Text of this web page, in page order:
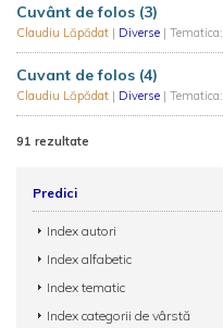
Cuvânt de folos (3)
Claudiu Lăpădat | Diverse | Tematica:
Cuvant de folos (4)
Claudiu Lăpădat | Diverse | Tematica:
91 rezultate
Predici
Index autori
Index alfabetic
Index tematic
Index categorii de vârstă